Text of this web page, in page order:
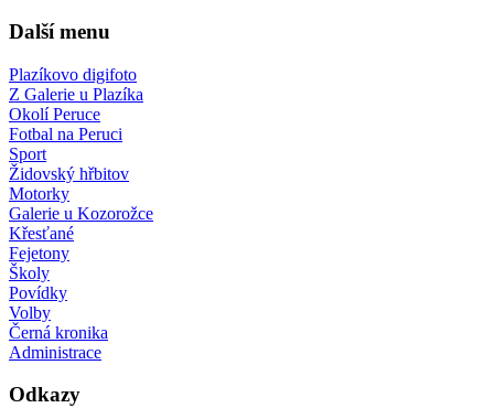
Další menu
Plazíkovo digifoto
Z Galerie u Plazíka
Okolí Peruce
Fotbal na Peruci
Sport
Židovský hřbitov
Motorky
Galerie u Kozorožce
Křesťané
Fejetony
Školy
Povídky
Volby
Černá kronika
Administrace
Odkazy